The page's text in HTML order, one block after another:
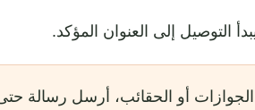
التوصيل إلى العنوان المؤكد.
الجوازات أو الحقائب، أرسل رسالة